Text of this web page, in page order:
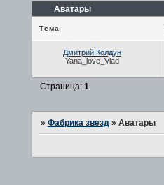
Аватары
Тема
Дмитрий Колдун
Yana_love_Vlad
Страница: 1
» Фабрика звезд » Аватары